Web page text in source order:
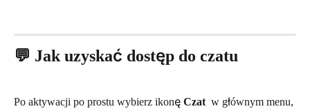
💬 Jak uzyskać dostęp do czatu
Po aktywacji po prostu wybierz ikonę Czat w głównym menu,